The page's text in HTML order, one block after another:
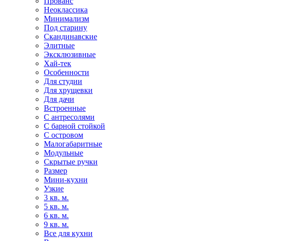
Неоклассика
Минимализм
Под старину
Скандинавские
Элитные
Эксклюзивные
Хай-тек
Особенности
Для студии
Для хрущевки
Для дачи
Встроенные
С антресолями
С барной стойкой
С островом
Малогабаритные
Модульные
Скрытые ручки
Размер
Мини-кухни
Узкие
3 кв. м.
5 кв. м.
6 кв. м.
9 кв. м.
Все для кухни